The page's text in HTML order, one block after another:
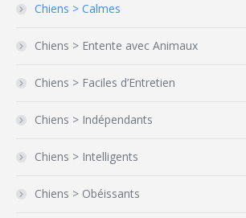
Chiens > Calmes
Chiens > Entente avec Animaux
Chiens > Faciles d’Entretien
Chiens > Indépendants
Chiens > Intelligents
Chiens > Obéissants